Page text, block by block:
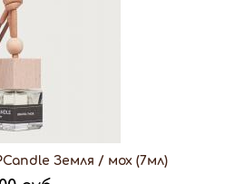
Земля / мох (7мл)